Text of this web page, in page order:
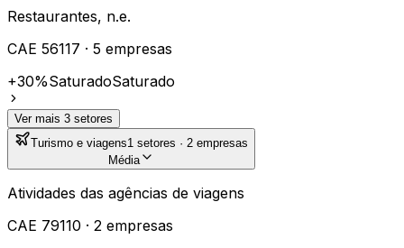
Restaurantes, n.e.
CAE 56117 · 5 empresas
+30%SaturadoSaturado
Ver mais 3 setores
Turismo e viagens1 setores · 2 empresas
Média
Atividades das agências de viagens
CAE 79110 · 2 empresas